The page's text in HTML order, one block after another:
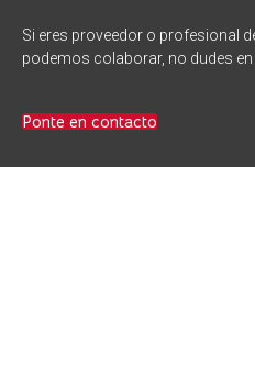
Si eres proveedor o profesional
podemos colaborar, no dudes
Ponte en contacto